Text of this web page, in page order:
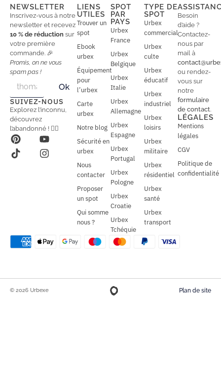
NEWSLETTER
Inscrivez-vous à notre
newsletter et recevez
10 % de réduction sur
votre première
commande. 🎉
Promis, on ne vous
spam pas !
a
i
l
a
i
l
*
Ok
SUIVEZ-NOUS
Explorez l’inconnu,
découvrez
l’abandonné ! 🕵️‍♂️
LIENS
UTILES
Trouver un
spot
Ebook
urbex
Équipement
pour
l’urbex
Carte
urbex
Notre blog
Sécurité en
urbex
Nous
contacter
Proposer
un spot
Qui somme
nous ?
SPOT
PAR
PAYS
Urbex
France
Urbex
Belgique
Urbex
Italie
Urbex
Allemagne
Urbex
Espagne
Urbex
Portugal
Urbex
Pologne
Urbex
Croatie
Urbex
Tchéquie
TYPE DE
SPOT
Urbex
commercial
Urbex
culte
Urbex
éducatif
Urbex
industriel
Urbex
loisirs
Urbex
militaire
Urbex
résidentiel
Urbex
santé
Urbex
transport
Besoin
d’aide ?
Contactez-
nous par
mail à
ou rendez-
vous sur
notre
formulaire
de contact.
LÉGALES
Mentions
légales
CGV
Politique de
confidentialité
© 2026 Urbexe Plan de site